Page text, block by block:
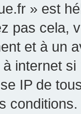
» est
pas cela,
et à un
à internet
IP de